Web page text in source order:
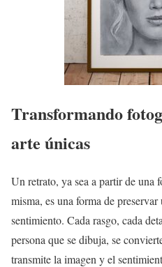
Transformando
arte únicas
Un retrato, ya sea a partir de una
misma, es una forma de
sentimiento. Cada rasgo, cada
persona que se dibuja, se
transmite la imagen y el